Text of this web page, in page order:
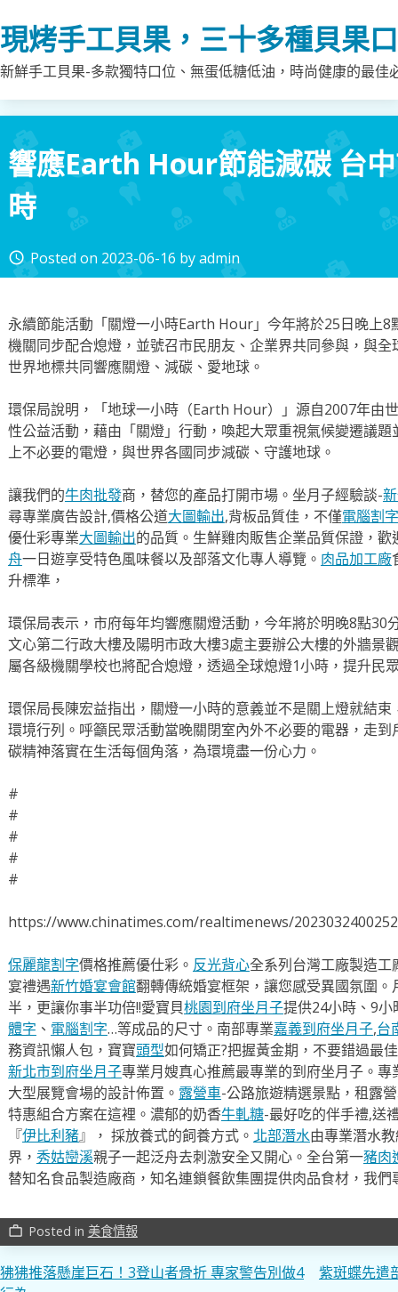
to
content
現烤手工貝果，三十多種貝果
新鮮手工貝果-多款獨特口位、無蛋低糖低油，時尚健康的最
響應Earth Hour節能減碳 台
時
access_time Posted on 2023-06-16 byadmin
永續節能活動「關燈一小時Earth Hour」今年將於25日晚上8
機關同步配合熄燈，並號召市民朋友、企業界共同參與，與
世界地標共同響應關燈、減碳、愛地球。
環保局說明，「地球一小時（Earth Hour）」源自2007年由
性公益活動，藉由「關燈」行動，喚起大眾重視氣候變遷議
上不必要的電燈，與世界各國同步減碳、守護地球。
讓我們的牛肉批發商，替您的產品打開市場。坐月子經驗談-
尋專業廣告設計,價格公道大圖輸出,背板品質佳，不僅電腦割字
優仕彩專業大圖輸出的品質。生鮮雞肉販售企業品質保證，歡
舟一日遊享受特色風味餐以及部落文化專人導覽。 肉品加工廠
升標準，
環保局表示，市府每年均響應關燈活動，今年將於明晚8點30
文心第二行政大樓及陽明市政大樓3處主要辦公大樓的外牆景
屬各級機關學校也將配合熄燈，透過全球熄燈1小時，提升民
環保局長陳宏益指出，關燈一小時的意義並不是關上燈就結
環境行列。呼籲民眾活動當晚關閉室內外不必要的電器，走
碳精神落實在生活每個角落，為環境盡一份心力。
#
#
#
#
#
https://www.chinatimes.com/realtimenews/
保麗龍割字價格推薦優仕彩。 反光背心全系列台灣工廠製造
宴禮遇新竹婚宴會館翻轉傳統婚宴框架，讓您感受異國氛圍。
半，更讓你事半功倍!!愛寶貝桃園到府坐月子提供24小時、9
體字 、 電腦割字…等成品的尺寸。南部專業嘉義到府坐月子,台
務資訊懶人包，寶寶頭型如何矯正?把握黃金期，不要錯過最
新北市到府坐月子專業月嫂真心推薦最專業的到府坐月子。專
大型展覽會場的設計佈置。 露營車-公路旅遊精選景點，租露
特惠組合方案在這裡。濃郁的奶香牛軋糖-最好吃的伴手禮,送
『伊比利豬』， 採放養式的飼養方式。 北部潛水由專業潛水
界， 秀姑巒溪親子一起泛舟去​刺激安全又開心。全台第一豬肉
替知名食品製造廠商，知名連鎖餐飲集團提供肉品食材，我
work_outline Posted in 美食情報
文
狒狒推落懸崖巨石！3登山者骨折 專家警告別做4
紫斑蝶先遣